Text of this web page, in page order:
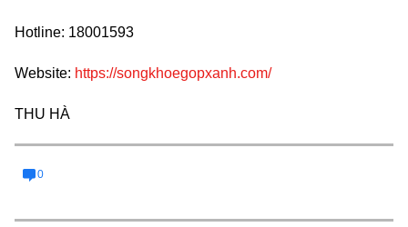
Hotline: 18001593
Website: https://songkhoegopxanh.com/
THU HÀ
0